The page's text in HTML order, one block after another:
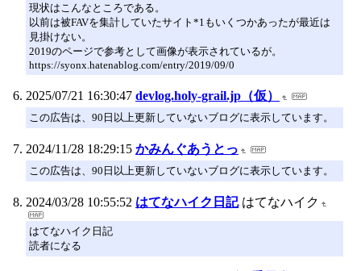
現状はこんなところである。
以前は被FAVを集計していたサイト*1もいくつかあったが最近は
見掛けない。
2019のページで参考として画像が表示されているが。
https://syonx.hatenablog.com/entry/2019/09/0
2025/07/21 16:30:47 devlog.holy-grail.jp（仮）
この広告は、90日以上更新していないブログに表示しています。
2024/11/28 18:29:15 かみんぐあうとっ
この広告は、90日以上更新していないブログに表示しています。
2024/03/28 10:55:52 はてなハイク日記 はてなハイク
はてなハイク日記
読者になる